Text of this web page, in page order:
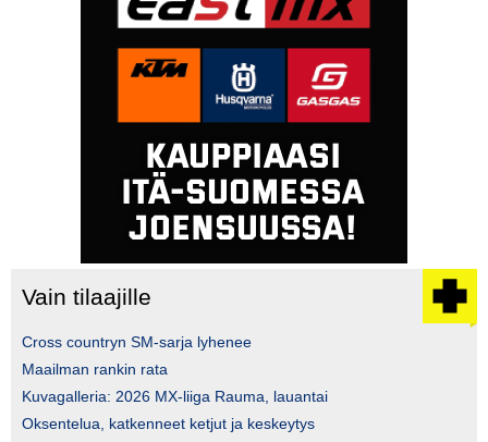
Vain tilaajille
Cross countryn SM-sarja lyhenee
Maailman rankin rata
Kuvagalleria: 2026 MX-liiga Rauma, lauantai
Oksentelua, katkenneet ketjut ja keskeytys